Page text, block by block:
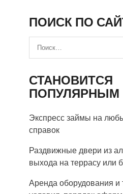
ПОИСК ПО
СТАНОВИТСЯ
ПОПУЛЯРНЫМ
Экспресс займы на
справок
Раздвижные двери из
выхода на террасу или
Аренда оборудования и